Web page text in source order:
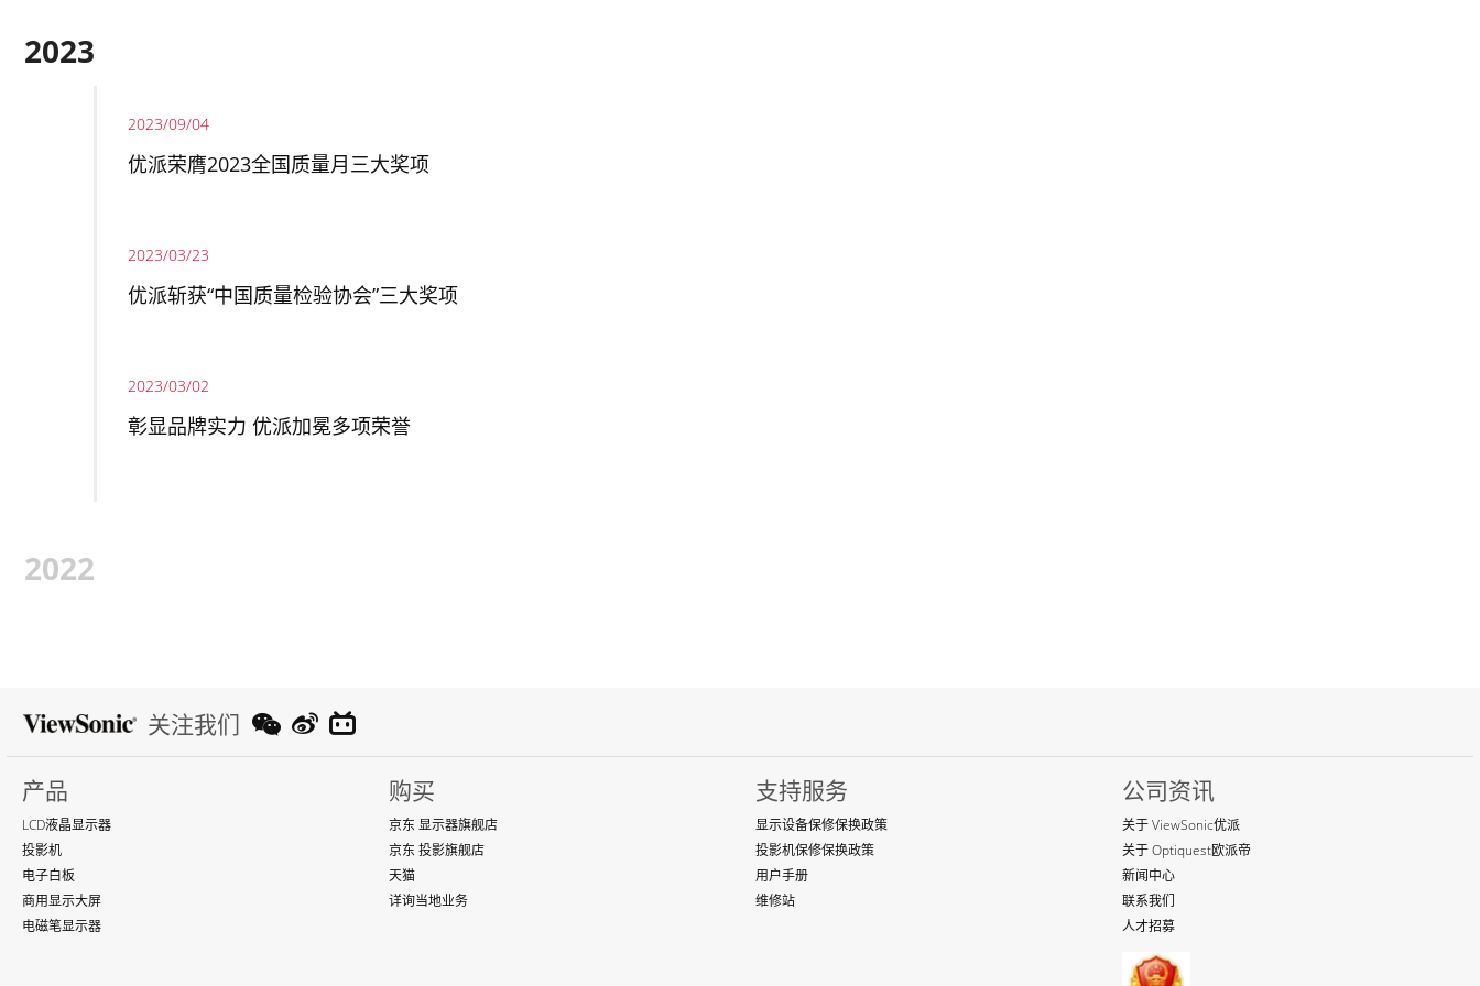
2023
2023/09/04
优派荣膺2023全国质量月三大奖项
2023/03/23
优派斩获“中国质量检验协会”三大奖项
2023/03/02
彰显品牌实力 优派加冕多项荣誉
2022
关注我们
产品
LCD液晶显示器
投影机
电子白板
商用显示大屏
电磁笔显示器
购买
京东 显示器旗舰店
京东 投影旗舰店
天猫
详询当地业务
支持服务
显示设备保修保换政策
投影机保修保换政策
用户手册
维修站
公司资讯
关于 ViewSonic优派
关于 Optiquest欧派帝
新闻中心
联系我们
人才招募